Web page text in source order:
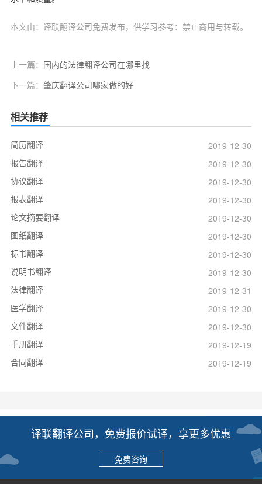
本文由：译联翻译公司免费发布，供学习参考：禁止商用与转载。
上一篇： 国内的法律翻译公司在哪里找
下一篇： 肇庆翻译公司哪家做的好
相关推荐
简历翻译
2019-12-30
报告翻译
2019-12-30
协议翻译
2019-12-30
报表翻译
2019-12-30
论文摘要翻译
2019-12-30
图纸翻译
2019-12-30
标书翻译
2019-12-30
说明书翻译
2019-12-30
法律翻译
2019-12-31
医学翻译
2019-12-30
文件翻译
2019-12-30
手册翻译
2019-12-19
合同翻译
2019-12-19
译联翻译公司，免费报价试译，享更多优惠
免费咨询